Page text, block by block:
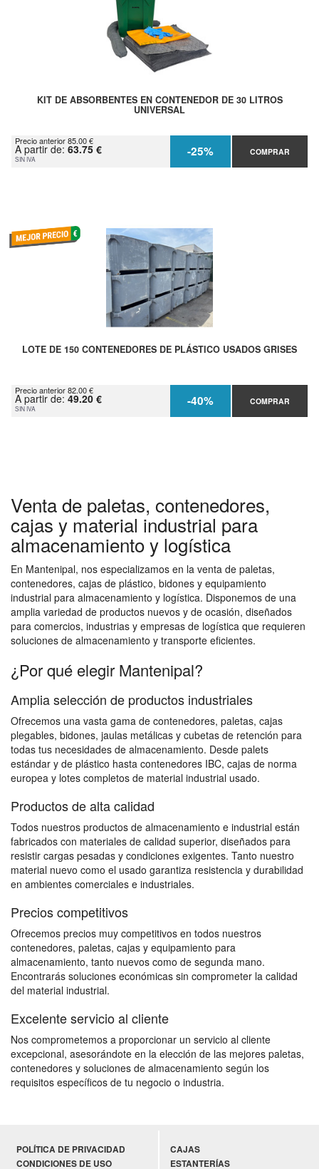
KIT DE ABSORBENTES EN CONTENEDOR DE 30 LITROS
UNIVERSAL
Precio anterior 85.00 €
A partir de: 63.75 €
SIN IVA -25% COMPRAR
LOTE DE 150 CONTENEDORES DE PLÁSTICO USADOS GRISES
Precio anterior 82.00 €
A partir de: 49.20 €
SIN IVA -40% COMPRAR
Venta de paletas, contenedores,
cajas y material industrial para
almacenamiento y logística
En Mantenipal, nos especializamos en la venta de paletas,
contenedores, cajas de plástico, bidones y equipamiento
industrial para almacenamiento y logística. Disponemos de una
amplia variedad de productos nuevos y de ocasión, diseñados
para comercios, industrias y empresas de logística que requieren
soluciones de almacenamiento y transporte eficientes.
¿Por qué elegir Mantenipal?
Amplia selección de productos industriales
Ofrecemos una vasta gama de contenedores, paletas, cajas
plegables, bidones, jaulas metálicas y cubetas de retención para
todas tus necesidades de almacenamiento. Desde palets
estándar y de plástico hasta contenedores IBC, cajas de norma
europea y lotes completos de material industrial usado.
Productos de alta calidad
Todos nuestros productos de almacenamiento e industrial están
fabricados con materiales de calidad superior, diseñados para
resistir cargas pesadas y condiciones exigentes. Tanto nuestro
material nuevo como el usado garantiza resistencia y durabilidad
en ambientes comerciales e industriales.
Precios competitivos
Ofrecemos precios muy competitivos en todos nuestros
contenedores, paletas, cajas y equipamiento para
almacenamiento, tanto nuevos como de segunda mano.
Encontrarás soluciones económicas sin comprometer la calidad
del material industrial.
Excelente servicio al cliente
Nos comprometemos a proporcionar un servicio al cliente
excepcional, asesorándote en la elección de las mejores paletas,
contenedores y soluciones de almacenamiento según los
requisitos específicos de tu negocio o industria.
POLÍTICA DE PRIVACIDAD
CONDICIONES DE USO
CAJAS
ESTANTERÍAS